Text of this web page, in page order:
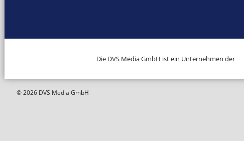
Die DVS Media GmbH ist ein Unternehmen der
© 2026 DVS Media GmbH